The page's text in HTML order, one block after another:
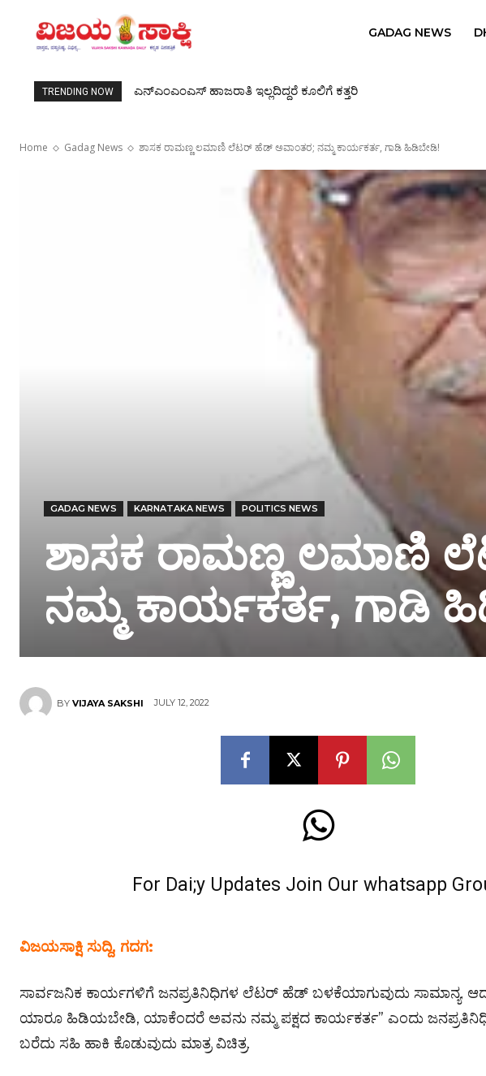
GADAG NEWS
TRENDING NOW ಮಹಿಳೆಯರಿಲ್ಲದ ಸಚಿವ ಸಂಪುಟಕ್ಕೆ ಆಕ್ರೋಶ
Home Gadag News ಶಾಸಕ ರಾಮಣ್ಣ ಲಮಾಣಿ ಲೆಟರ್ ಹೆಡ್ ಅವಾಂತರ; ನಮ್ಮ ಕಾರ್ಯಕರ್ತ, ಗಾಡಿ‌ ಹಿಡಿಬೇಡಿ!
GADAG NEWS KARNATAKA NEWS POLITICS NEWS
ಶಾಸಕ ರಾಮಣ್ಣ ಲಮಾಣಿ
ನಮ್ಮ ಕಾರ್ಯಕರ್ತ, ಗಾಡಿ‌
BY VIJAYA SAKSHI JULY 12, 2022
For Dai;y Updates Join Our whatsapp
ವಿಜಯಸಾಕ್ಷಿ ಸುದ್ದಿ, ಗದಗ:
ಸಾರ್ವಜನಿಕ ಕಾರ್ಯಗಳಿಗೆ ಜನಪ್ರತಿನಿಧಿಗಳ ಲೆಟರ್ ಹೆಡ್ ಬಳಕೆಯಾಗುವುದು ಸಾಮಾನ್ಯ.
ಯಾರೂ ಹಿಡಿಯಬೇಡಿ, ಯಾಕೆಂದರೆ ಅವನು ನಮ್ಮ ಪಕ್ಷದ ಕಾರ್ಯಕರ್ತ” ಎಂದು
ಬರೆದು ಸಹಿ ಹಾಕಿ ಕೊಡುವುದು ಮಾತ್ರ ವಿಚಿತ್ರ.